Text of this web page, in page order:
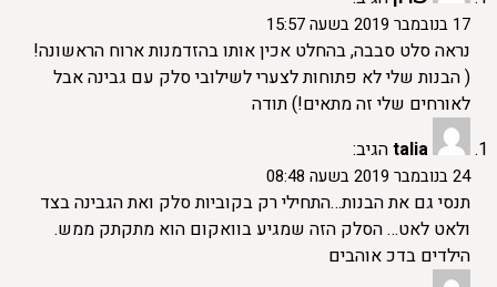
17 בנובמבר 2019 בשעה 15:57
נראה סלט סבבה, בהחלט אכין אותו בהזדמנות ארוח הראשונה!
( הבנות שלי לא פתוחות לצערי לשילובי סלק עם גבינה אבל
לאורחים שלי זה מתאים!) תודה
taliaהגיב:
24 בנובמבר 2019 בשעה 08:48
תנסי גם את הבנות…התחילי רק בקוביות סלק ואת הגבינה בצד
ולאט לאט… הסלק הזה שמגיע בוואקום הוא מתקתק ממש.
הילדים בדכ אוהבים